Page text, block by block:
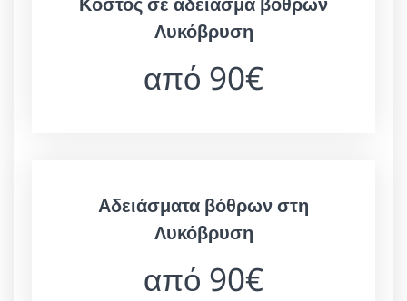
Λυκόβρυση
από 90€
Αδειάσματα βόθρων στη
Λυκόβρυση
από 90€